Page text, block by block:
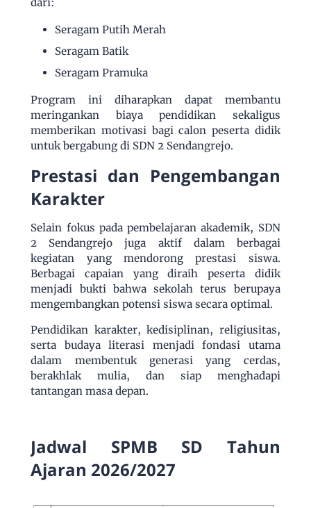
dari:
Seragam Putih Merah
Seragam Batik
Seragam Pramuka
Program ini diharapkan dapat membantu
meringankan biaya pendidikan sekaligus
memberikan motivasi bagi calon peserta didik
untuk bergabung di SDN 2 Sendangrejo.
Prestasi dan Pengembangan
Karakter
Selain fokus pada pembelajaran akademik, SDN
2 Sendangrejo juga aktif dalam berbagai
kegiatan yang mendorong prestasi siswa.
Berbagai capaian yang diraih peserta didik
menjadi bukti bahwa sekolah terus berupaya
mengembangkan potensi siswa secara optimal.
Pendidikan karakter, kedisiplinan, religiusitas,
serta budaya literasi menjadi fondasi utama
dalam membentuk generasi yang cerdas,
berakhlak mulia, dan siap menghadapi
tantangan masa depan.
Jadwal SPMB SD Tahun
Ajaran 2026/2027